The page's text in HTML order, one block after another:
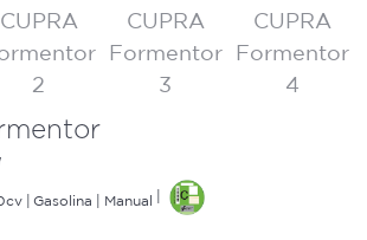
Gasolina
Manual